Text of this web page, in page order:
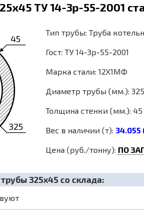
ТУ 14-3р-55-2001
325
45
Тип трубы: Труба
Гост: ТУ 14-3р-55-2001
Марка стали: 12Х1МФ
Диаметр трубы (мм.): 325
Толщина стенки (мм.): 45
Вес в наличии (т): 34.055
Цена (руб./тонну): ПО
325х45 со склада: